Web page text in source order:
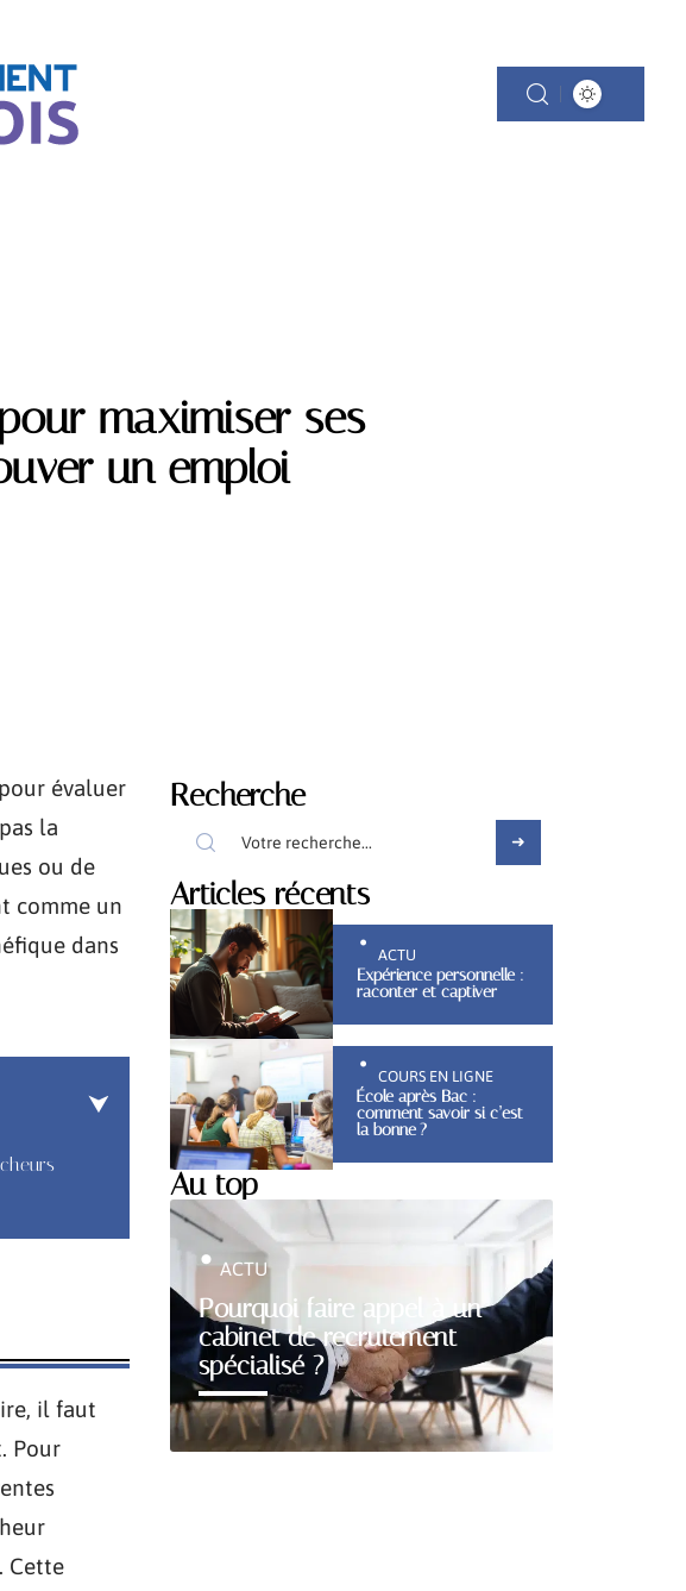
maximiser ses
un emploi
évaluer
la
ou de
comme un
dans
il faut
Pour
Cette
Recherche
Articles récents
ACTU
Expérience personnelle :
raconter et captiver
COURS EN LIGNE
École après Bac :
comment savoir si c’est
la bonne ?
Au top
Pourquoi faire appel à un
cabinet de recrutement
spécialisé ?
ACTU